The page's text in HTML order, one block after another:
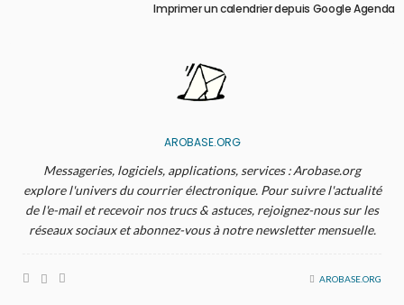
Imprimer un calendrier depuis Google Agenda
AROBASE.ORG
Messageries, logiciels, applications, services : Arobase.org
explore l'univers du courrier électronique. Pour suivre l'actualité
de l'e-mail et recevoir nos trucs & astuces, rejoignez-nous sur les
réseaux sociaux et abonnez-vous à notre newsletter mensuelle.
AROBASE.ORG